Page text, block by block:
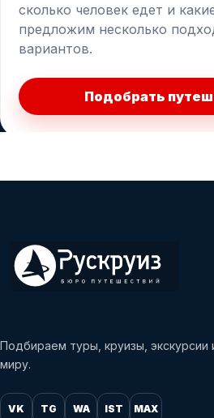
сколько человек едет и
предложим несколько
вариантов.
Подобрать
Подбираем туры, круизы, экскурсии
миру.
VK TG WA IST MAX